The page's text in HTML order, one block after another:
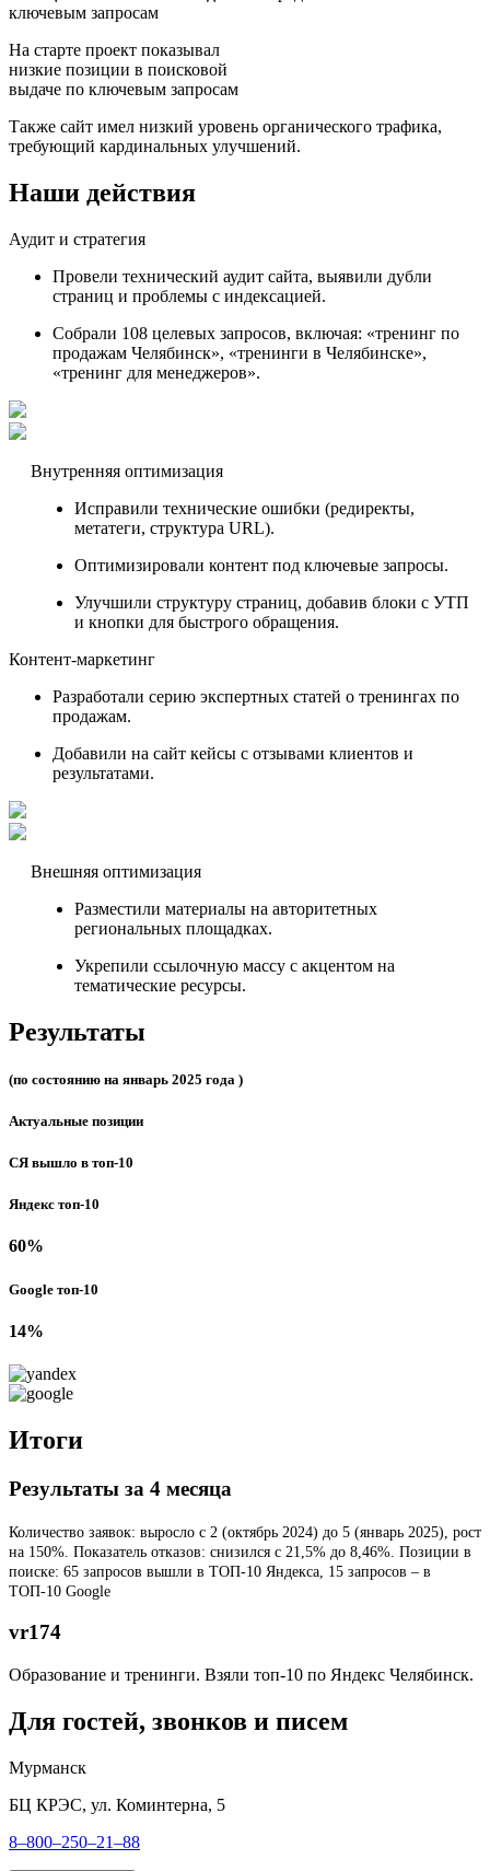
ключевым запросам
На старте проект показывал
низкие позиции в поисковой
выдаче по ключевым запросам
Также сайт имел низкий уровень органического трафика,
требующий кардинальных улучшений.
Наши действия
Аудит и стратегия
Провели технический аудит сайта, выявили дубли
страниц и проблемы с индексацией.
Собрали 108 целевых запросов, включая: «тренинг по
продажам Челябинск», «тренинги в Челябинске»,
«тренинг для менеджеров».
Внутренняя оптимизация
Исправили технические ошибки (редиректы,
метатеги, структура URL).
Оптимизировали контент под ключевые запросы.
Улучшили структуру страниц, добавив блоки с УТП
и кнопки для быстрого обращения.
Контент-маркетинг
Разработали серию экспертных статей о тренингах по
продажам.
Добавили на сайт кейсы с отзывами клиентов и
результатами.
Внешняя оптимизация
Разместили материалы на авторитетных
региональных площадках.
Укрепили ссылочную массу с акцентом на
тематические ресурсы.
Результаты
(по состоянию на январь 2025 года )
Актуальные позиции
СЯ вышло в топ-10
Яндекс топ-10
60%
Google топ-10
14%
Итоги
Результаты за 4 месяца
Количество заявок: выросло с 2 (октябрь 2024) до 5 (январь 2025), рост
на 150%. Показатель отказов: снизился с 21,5% до 8,46%. Позиции в
поиске: 65 запросов вышли в ТОП-10 Яндекса, 15 запросов – в
ТОП-10 Google
vr174
Образование и тренинги. Взяли топ-10 по Яндекс Челябинск.
Для гостей, звонков и писем
Мурманск
БЦ КРЭС, ул. Коминтерна, 5
8–800–250–21–88